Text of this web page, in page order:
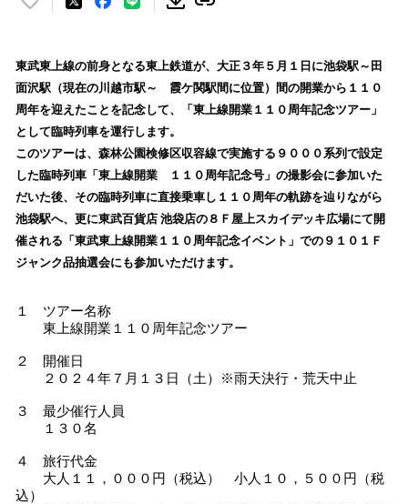
い
！
数
を
読
込
み
中
で
す
東武東上線の前身となる東上鉄道が、大正３年５月１日に池袋駅～田
面沢駅（現在の川越市駅～ 霞ケ関駅間に位置）間の開業から１１０
周年を迎えたことを記念して、「東上線開業１１０周年記念ツアー」
として臨時列車を運行します。
このツアーは、森林公園検修区収容線で実施する９０００系列で設定
した臨時列車「東上線開業 １１０周年記念号」の撮影会に参加いた
だいた後、その臨時列車に直接乗車し１１０周年の軌跡を辿りながら
池袋駅へ、更に東武百貨店 池袋店の８Ｆ屋上スカイデッキ広場にて開
催される「東武東上線開業１１０周年記念イベント」での９１０１Ｆ
ジャンク品抽選会にも参加いただけます。
１ ツアー名称
東上線開業１１０周年記念ツアー
２ 開催日
２０２４年７月１３日（土）※雨天決行・荒天中止
３ 最少催行人員
１３０名
４ 旅行代金
大人１１，０００円（税込） 小人１０，５００円（税
込）